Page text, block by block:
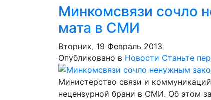
Минкомсвязи сочло
мата в СМИ
Вторник, 19 Февраль 2013
Опубликовано в Новости Станьте
Министерство связи и
нецензурной брани в СМИ. Об этом